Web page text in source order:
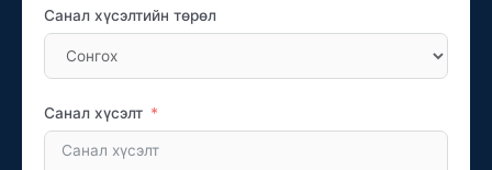
Санал хүсэлтийн төрөл
Санал хүсэлт